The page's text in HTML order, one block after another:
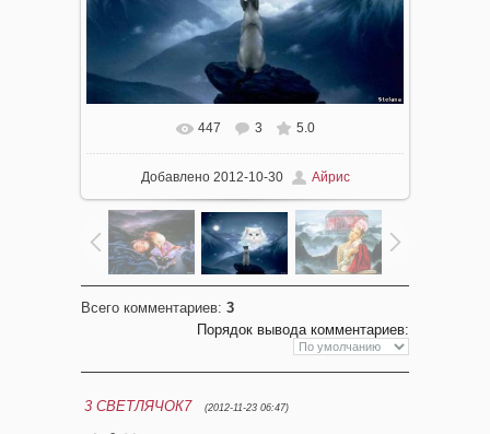
447 3 5.0
Добавлено2012-10-30 Айрис
Всего комментариев: 3
Порядок вывода комментариев:
3 СВЕТЛЯЧОК7 (2012-11-23 06:47)